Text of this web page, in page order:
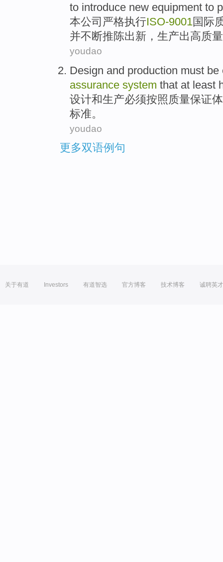
to introduce new equipment to
本公司 严格执行ISO-9001国际
并不断推陈出新， 生产出高质量
youdao
Design and production must be
assurance system that at least
设计和生产必须按照 质量保证
标准。
youdao
更多双语例句
关于有道 Investors 有道智选 官方博客 技术博客 诚聘英才